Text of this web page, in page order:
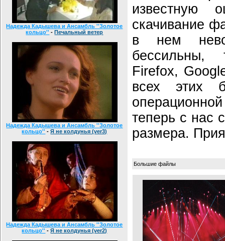
Надежда Кадышева и Ансамбль ''Золотое
кольцо'' -Печальный ветер
Надежда Кадышева и Ансамбль ''Золотое
кольцо'' -Я не колдунья (ver3)
Надежда Кадышева и Ансамбль ''Золотое
кольцо'' -Я не колдунья (ver2)
известную
скачивание
в нем
бессильны,
Firefox,
всех этих
теперь с нас
размера.
Большие файлы